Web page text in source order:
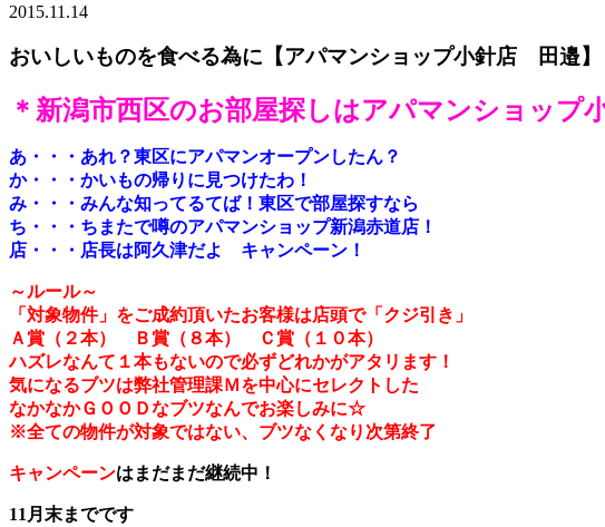
2015.11.14
おいしいものを食べる為に【アパマンショップ小針店 田邉】
＊新潟市西区のお部屋探しはアパマンショップ
あ・・・あれ？東区にアパマンオープンしたん？
か・・・かいもの帰りに見つけたわ！
み・・・みんな知ってるてば！東区で部屋探すなら
ち・・・ちまたで噂のアパマンショップ新潟赤道店！
店・・・店長は阿久津だよ キャンペーン！
～ルール～
「対象物件」をご成約頂いたお客様は店頭で「クジ引き」
Ａ賞（２本） Ｂ賞（８本） Ｃ賞（１０本）
ハズレなんて１本もないので必ずどれかがアタリます！
気になるブツは弊社管理課Ｍを中心にセレクトした
なかなかＧＯＯＤなブツなんでお楽しみに☆
※全ての物件が対象ではない、ブツなくなり次第終了
キャンペーンはまだまだ継続中！
11月末までです